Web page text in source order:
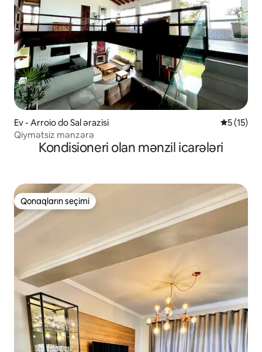
Ev - Arroio do Sal ərazisi Ortalama
5 (15)
Qiymətsiz mənzərə
Kondisioneri olan mənzil icarələri
Qonaqların seçimi
Qonaqların seçimi